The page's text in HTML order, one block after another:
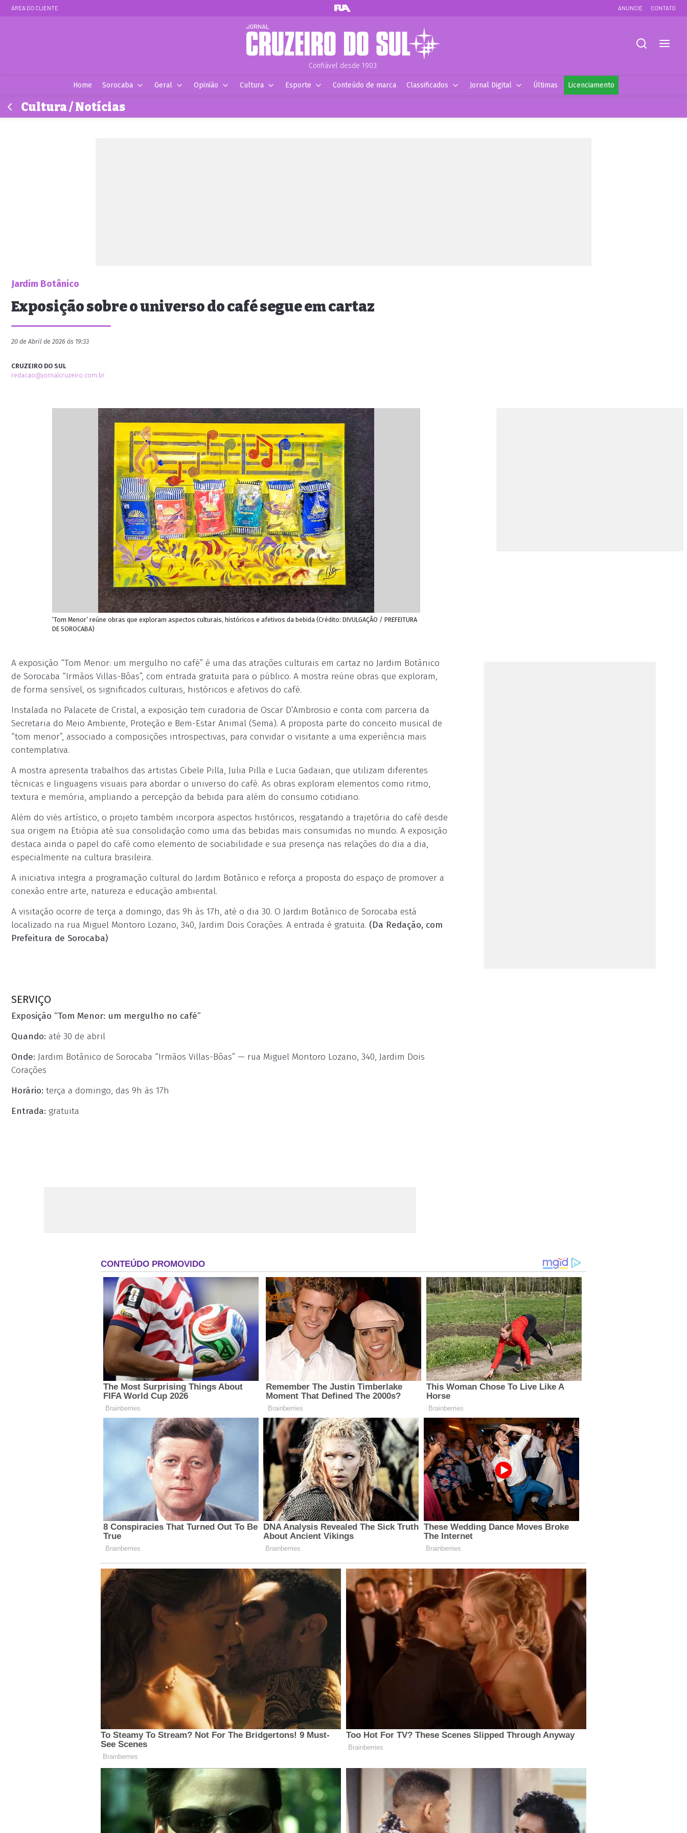
ÁREA DO CLIENTE ANUNCIE CONTATO
Confiável desde 1903.
Home Sorocaba Geral Opinião Cultura Esporte Conteúdo de marca Classificados Jornal Digital Últimas Licenciamento
Cultura / Notícias
Jardim Botânico
Exposição sobre o universo do café segue em cartaz
20 de Abril de 2026 às 19:33
CRUZEIRO DO SUL
redacao@jornalcruzeiro.com.br
‘Tom Menor’ reúne obras que exploram aspectos culturais, históricos e afetivos da bebida (Crédito: DIVULGAÇÃO / PREFEITURA
DE SOROCABA)
A exposição “Tom Menor: um mergulho no café” é uma das atrações culturais em cartaz no Jardim Botânico
de Sorocaba “Irmãos Villas-Bôas”, com entrada gratuita para o público. A mostra reúne obras que exploram,
de forma sensível, os significados culturais, históricos e afetivos do café.
Instalada no Palacete de Cristal, a exposição tem curadoria de Oscar D’Ambrosio e conta com parceria da
Secretaria do Meio Ambiente, Proteção e Bem-Estar Animal (Sema). A proposta parte do conceito musical de
“tom menor”, associado a composições introspectivas, para convidar o visitante a uma experiência mais
contemplativa.
A mostra apresenta trabalhos das artistas Cibele Pilla, Julia Pilla e Lucia Gadaian, que utilizam diferentes
técnicas e linguagens visuais para abordar o universo do café. As obras exploram elementos como ritmo,
textura e memória, ampliando a percepção da bebida para além do consumo cotidiano.
Além do viés artístico, o projeto também incorpora aspectos históricos, resgatando a trajetória do café desde
sua origem na Etiópia até sua consolidação como uma das bebidas mais consumidas no mundo. A exposição
destaca ainda o papel do café como elemento de sociabilidade e sua presença nas relações do dia a dia,
especialmente na cultura brasileira.
A iniciativa integra a programação cultural do Jardim Botânico e reforça a proposta do espaço de promover a
conexão entre arte, natureza e educação ambiental.
A visitação ocorre de terça a domingo, das 9h às 17h, até o dia 30. O Jardim Botânico de Sorocaba está
localizado na rua Miguel Montoro Lozano, 340, Jardim Dois Corações. A entrada é gratuita. (Da Redação, com
Prefeitura de Sorocaba)
SERVIÇO
Exposição “Tom Menor: um mergulho no café”
Quando: até 30 de abril
Onde: Jardim Botânico de Sorocaba “Irmãos Villas-Bôas” — rua Miguel Montoro Lozano, 340, Jardim Dois
Corações
Horário: terça a domingo, das 9h às 17h
Entrada: gratuita